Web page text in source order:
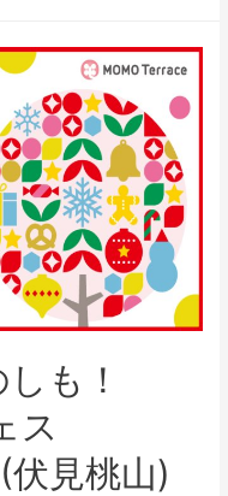
も！
ス
見桃山)